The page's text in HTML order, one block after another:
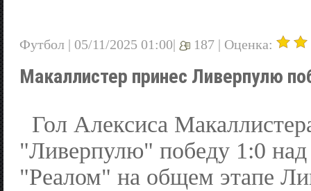
Футбол | 05/11/2025 01:00| 187 | Оценка:
Макаллистер принес Ливерпулю
Гол Алексиса
"Ливерпулю" победу 1:0
"Реалом" на общем этапе